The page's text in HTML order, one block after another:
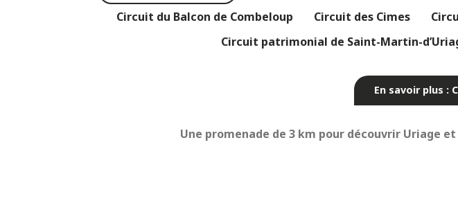
Circuit du Balcon de Combeloup
Circuit des Cimes
Circuit patrimonial de Saint-Martin-
En savoir plus :
Une promenade de 3 km pour découvrir Uriage